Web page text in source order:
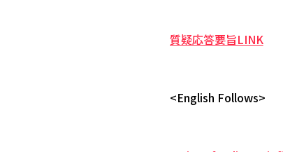
質疑応答要旨LINK
<English Follows>